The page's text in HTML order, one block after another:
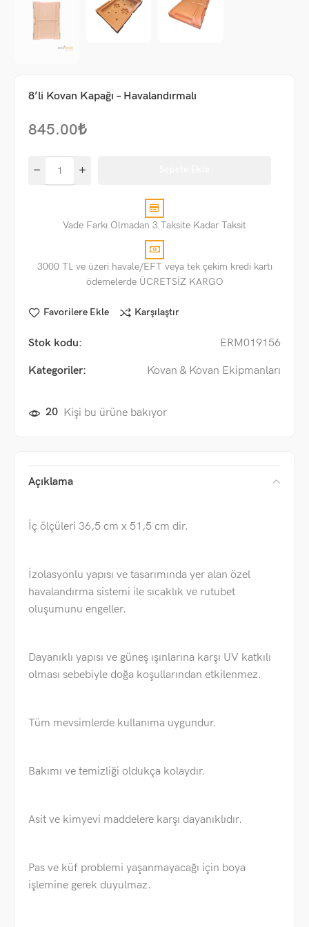
8’li Kovan Kapağı – Havalandırmalı
845.00₺
Vade Farkı Olmadan 3 Taksite Kadar Taksit
3000 TL ve üzeri havale/EFT veya tek çekim kredi kartı
ödemelerde ÜCRETSİZ KARGO
Favorilere Ekle Karşılaştır
Stok kodu: ERM019156
Kategoriler: Kovan & Kovan Ekipmanları
20 Kişi bu ürüne bakıyor
Açıklama
İç ölçüleri 36,5 cm x 51,5 cm dir.
İzolasyonlu yapısı ve tasarımında yer alan özel
havalandırma sistemi ile sıcaklık ve rutubet
oluşumunu engeller.
Dayanıklı yapısı ve güneş ışınlarına karşı UV katkılı
olması sebebiyle doğa koşullarından etkilenmez.
Tüm mevsimlerde kullanıma uygundur.
Bakımı ve temizliği oldukça kolaydır.
Asit ve kimyevi maddelere karşı dayanıklıdır.
Pas ve küf problemi yaşanmayacağı için boya
işlemine gerek duyulmaz.